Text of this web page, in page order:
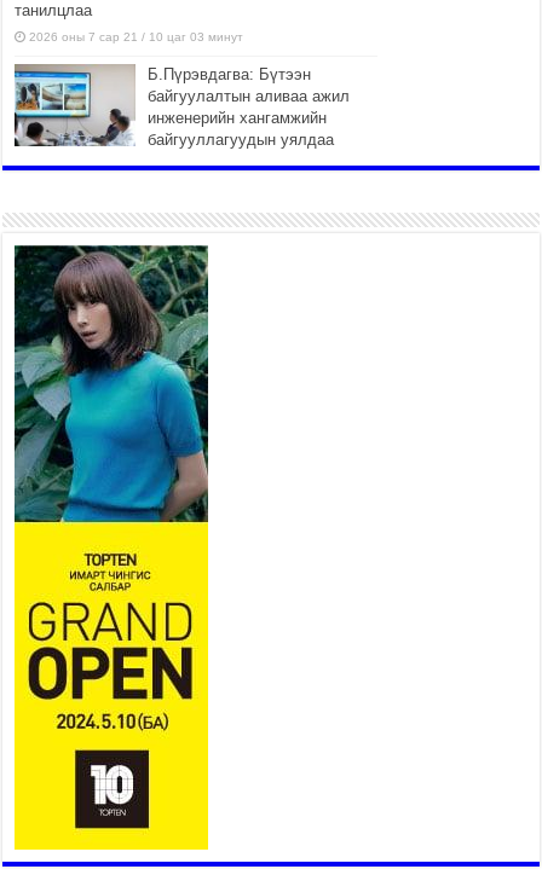
танилцлаа
2026 оны 7 сар 21 / 10 цаг 03 минут
Б.Пүрэвдагва: Бүтээн
байгуулалтын аливаа ажил
инженерийн хангамжийн
байгууллагуудын уялдаа
холбоогүйгээс саатах ёсгүй
“Сэлбэ 20 минутын хот”
төслийн анхны 12 давхар
барилгын үндсэн карказ,
цутгалтын ажил дууслаа
2026 оны 7 сар 20 / 17 цаг 17 минут
Мопед, скүүтер, тэдгээртэй
адилтгах үзүүлэлт бүхий
тээврийн хэрэгсэлтэй
холбоотой нийслэлийн засаг
дарга захирамж гаргалаа
2026 оны 7 сар 20 / 17 цаг 11 минут
Төв цэвэрлэх байгууламжид хоногт дунджаар 3
тонн хатуу хог хаягдал ирж байна
2026 оны 7 сар 20 / 12 цаг 06 минут
“Эхийн алдар” одонгийн шаардлагыг
хөнгөрүүллээ
2026 оны 7 сар 20 / 11 цаг 51 минут
“Жил бүрийн өвөл, жил бүрийн ижил асуудал”
2026 оны 7 сар 20 / 11 цаг 16 минут
зайлуулах хоолойтой, явган хүний болон дугуйн
замтай байлгах стандарт мөрдөнө
2026 оны 7 сар 20 / 9 цаг 24 минут
Б.Пүрэвдагва: Хотын төвөөс Бэлх, Сэлх
чиглэлд явахад дугуйн замаар зорчих бүрэн